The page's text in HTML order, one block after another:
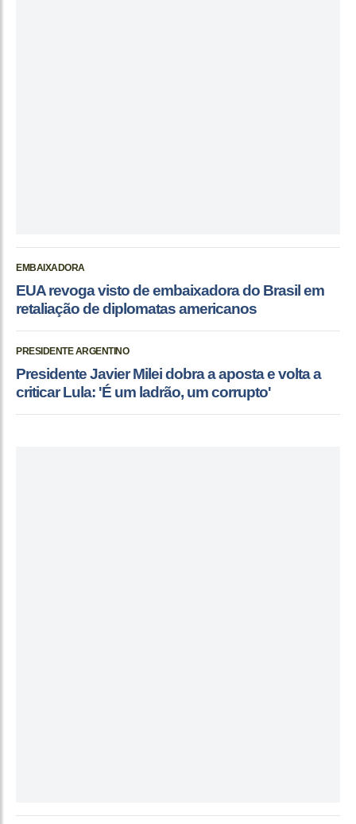
EMBAIXADORA
EUA revoga visto de embaixadora do Brasil em
retaliação de diplomatas americanos
PRESIDENTE ARGENTINO
Presidente Javier Milei dobra a aposta e volta a
criticar Lula: 'É um ladrão, um corrupto'